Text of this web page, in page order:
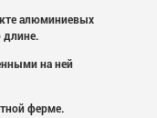
алюминиевых
длине.
на ней
ферме.